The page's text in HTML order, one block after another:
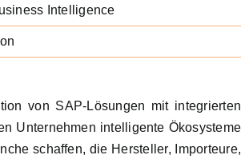
Intelligence
von SAP-Lösungen mit integrierten
Unternehmen intelligente Ökosysteme
schaffen, die Hersteller, Importeure,